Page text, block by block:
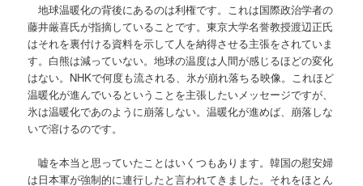
地球温暖化の背後にあるのは利権です。これは国際政治学者の
藤井厳喜氏が指摘していることです。東京大学名誉教授渡辺正氏
はそれを裏付ける資料を示して人を納得させる主張をされていま
す。白熊は減っていない。地球の温度は人間が感じるほどの変化
はない。NHKで何度も流される、氷が崩れ落ちる映像。これほど
温暖化が進んでいるということを主張したいメッセージですが、
氷は温暖化であのように崩落しない。温暖化が進めば、崩落しな
いで溶けるのです。
嘘を本当と思っていたことはいくつもあります。韓国の慰安婦
は日本軍が強制的に連行したと言われてきました。それをほとん